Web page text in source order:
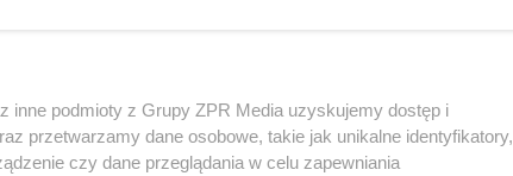
inne podmioty z Grupy ZPR Media uzyskujemy dostęp i
przetwarzamy dane osobowe, takie jak unikalne identyfikatory,
czy dane przeglądania w celu zapewniania